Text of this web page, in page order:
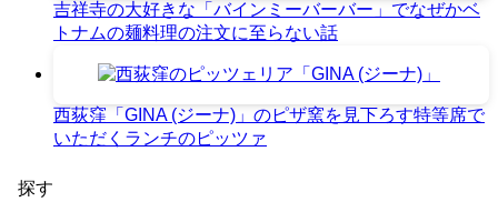
吉祥寺の大好きな「バインミーバーバー」でなぜかベ
トナムの麺料理の注文に至らない話
西荻窪「GINA (ジーナ)」のピザ窯を見下ろす特等席で
いただくランチのピッツァ
探す